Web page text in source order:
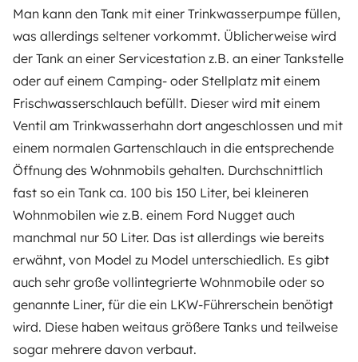
Man kann den Tank mit einer Trinkwasserpumpe füllen,
was allerdings seltener vorkommt. Üblicherweise wird
der Tank an einer Servicestation z.B. an einer Tankstelle
oder auf einem Camping- oder Stellplatz mit einem
Frischwasserschlauch befüllt. Dieser wird mit einem
Ventil am Trinkwasserhahn dort angeschlossen und mit
einem normalen Gartenschlauch in die entsprechende
Öffnung des Wohnmobils gehalten. Durchschnittlich
fast so ein Tank ca. 100 bis 150 Liter, bei kleineren
Wohnmobilen wie z.B. einem Ford Nugget auch
manchmal nur 50 Liter. Das ist allerdings wie bereits
erwähnt, von Model zu Model unterschiedlich. Es gibt
auch sehr große vollintegrierte Wohnmobile oder so
genannte Liner, für die ein LKW-Führerschein benötigt
wird. Diese haben weitaus größere Tanks und teilweise
sogar mehrere davon verbaut.